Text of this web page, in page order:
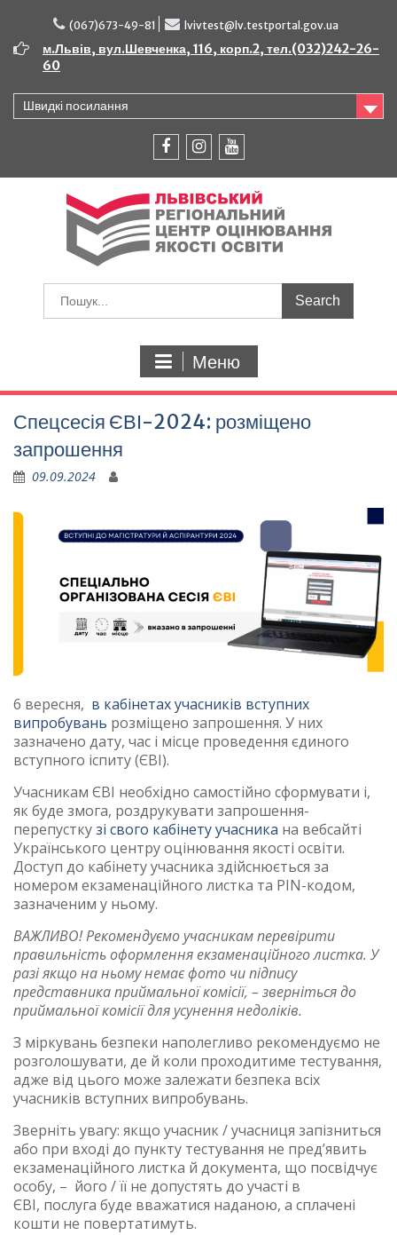
вмісту
(067)673-49-81 lvivtest@lv.testportal.gov.ua
м.Львів, вул.Шевченка, 116, корп.2, тел.(032)242-26-
60
Швидкі посилання
Меню
Спецсесія ЄВІ-2024: розміщено
запрошення
09.09.2024
6 вересня, в кабінетах учасників вступних
випробувань розміщено запрошення. У них
зазначено дату, час і місце проведення єдиного
вступного іспиту (ЄВІ).
Учасникам ЄВІ необхідно самостійно сформувати і,
як буде змога, роздрукувати запрошення-
перепусткузі свого кабінету учасника на вебсайті
Українського центру оцінювання якості освіти.
Доступ до кабінету учасника здійснюється за
номером екзаменаційного листка та PIN-кодом,
зазначеним у ньому.
ВАЖЛИВО!Рекомендуємо учасникам перевірити
правильність оформлення екзаменаційного листка. У
разі якщо на ньому немає фото чи підпису
представника приймальної комісії, – зверніться до
приймальної комісії для усунення недоліків.
З міркувань безпеки наполегливо рекомендуємо не
розголошувати, де й коли проходитиме тестування,
адже від цього може залежати безпека всіх
учасників вступних випробувань.
Зверніть увагу: якщо учасник / учасниця запізниться
або при вході до пункту тестування не пред’явить
екзаменаційного листка й документа, що посвідчує
особу, – його / її не допустять до участі в
ЄВІ, послуга буде вважатися наданою, а сплачені
кошти не повертатимуть.